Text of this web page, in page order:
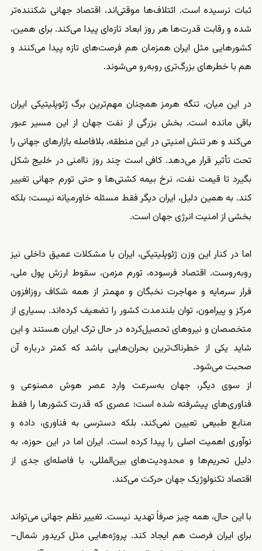
ثبات نرسیده است. ائتلاف‌ها موقتی‌اند، اقتصاد جهانی شکننده‌تر
شده و رقابت قدرت‌ها هر روز ابعاد تازه‌ای پیدا می‌کند. برای همین،
کشورهایی مثل ایران همزمان هم فرصت‌های تازه پیدا می‌کنند و
هم با خطرهای بزرگ‌تری روبه‌رو می‌شوند.
در این میان، تنگه هرمز همچنان مهم‌ترین برگ ژئوپلیتیکی ایران
باقی مانده است. بخش بزرگی از نفت جهان از این مسیر عبور
می‌کند و هر تنش امنیتی در این منطقه، بلافاصله بازارهای جهانی را
تحت تأثیر قرار می‌دهد. کافی است چند روز ناامنی در خلیج شکل
بگیرد تا قیمت نفت، نرخ بیمه کشتی‌ها و حتی تورم جهانی تغییر
کند. به همین دلیل، ایران دیگر فقط مسئله خاورمیانه نیست؛ بلکه
بخشی از امنیت انرژی جهان است.
اما در کنار این وزن ژئوپلیتیکی، ایران با مشکلات عمیق داخلی نیز
روبه‌روست. اقتصاد فرسوده، تورم مزمن، سقوط ارزش پول ملی،
فرار سرمایه و مهاجرت نخبگان و مهمتر از همه شکاف روزافزون
مرکز و پیرامون، توان بلندمدت کشور را تضعیف کرده‌اند. بسیاری از
متخصصان و نیروهای تحصیل‌کرده در حال ترک ایران هستند و این
شاید یکی از خطرناک‌ترین بحران‌هایی باشد که کمتر درباره آن
صحبت می‌شود.
از سوی دیگر، جهان به‌سرعت وارد عصر هوش مصنوعی و
فناوری‌های پیشرفته شده است؛ عصری که قدرت کشورها را فقط
منابع طبیعی تعیین نمی‌کند، بلکه دسترسی به فناوری، داده و
نوآوری اهمیت اصلی را پیدا کرده است. ایران اما در این حوزه، به
دلیل تحریم‌ها و محدودیت‌های بین‌المللی، با فاصله‌ای جدی از
اقتصاد تکنولوژیک جهان حرکت می‌کند.
با این حال، همه چیز صرفاً تهدید نیست. تغییر نظم جهانی می‌تواند
برای ایران فرصت هم ایجاد کند. پروژه‌هایی مثل کریدور شمال–